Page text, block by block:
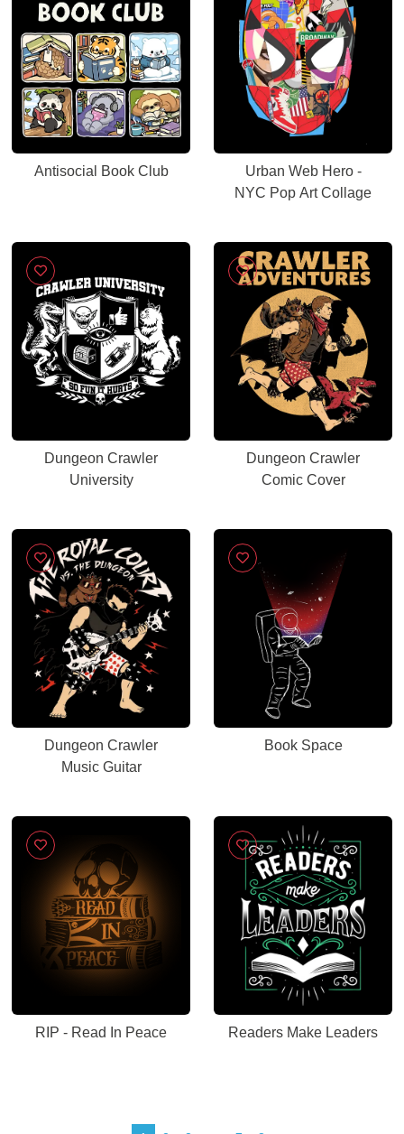
Antisocial Book Club
Urban Web Hero -
NYC Pop Art Collage
Dungeon Crawler
University
Dungeon Crawler
Comic Cover
Dungeon Crawler
Music Guitar
Book Space
RIP - Read In Peace Readers Make Leaders